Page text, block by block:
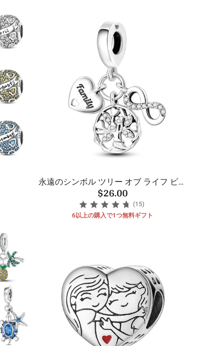
永遠のシンボル ツリー オブ ライフ ビー
ズ
$26.00
(15)
6以上の購入で1つ無料ギフト